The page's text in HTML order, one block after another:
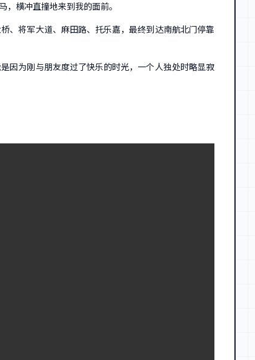
横冲直撞地来到我的面前。
、将军大道、麻田路、托乐嘉，最终到达南航北门停靠
因为刚与朋友度过了快乐的时光，一个人独处时略显寂